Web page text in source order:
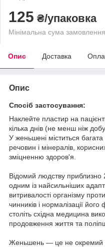
125 ₴/упаковка
Мінімальна сума
Опис Доставка
Опис
Спосіб застосування:
Наклейте пластир на
кілька днів (не менш ніж
У женьшені міститься багата
речовин і мінералів,
зміцненню здоров'я.
Відомий людству приблизно
одним із найсильніших
витривалості організму
чинників і нормалізації
століть східна медицина
продовження життя та
Женьшень — це не окремий